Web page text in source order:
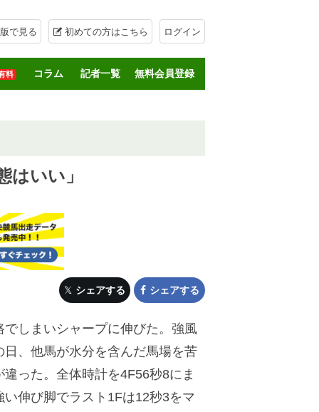
で見る 初めての方はこちら ログイン
料 コラム 記者一覧 無料会員登録
いい」
シェアする シェアする
しまいシャープに伸びた。強風
、他馬が水分を含んだ馬場を苦
った。全体時計を4F56秒8にま
伸び脚でラスト1Fは12秒3をマ